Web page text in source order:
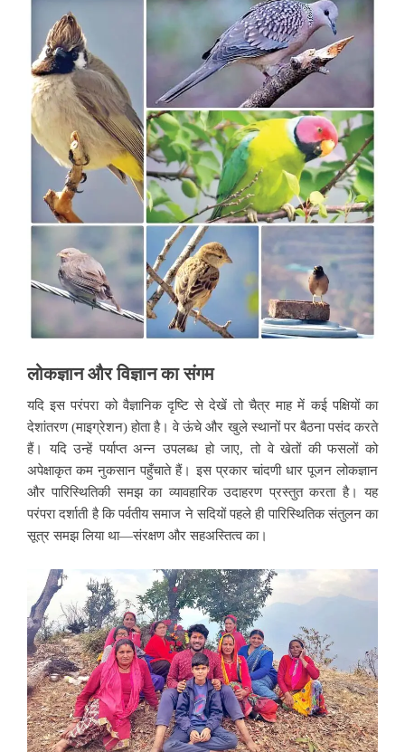
लोकज्ञान और विज्ञान का संगम
यदि इस परंपरा को वैज्ञानिक दृष्टि से देखें तो चैत्र माह में कई पक्षियों का
देशांतरण (माइग्रेशन) होता है। वे ऊंचे और खुले स्थानों पर बैठना पसंद करते
हैं। यदि उन्हें पर्याप्त अन्न उपलब्ध हो जाए, तो वे खेतों की फसलों को
अपेक्षाकृत कम नुकसान पहुँचाते हैं। इस प्रकार चांदणी धार पूजन लोकज्ञान
और पारिस्थितिकी समझ का व्यावहारिक उदाहरण प्रस्तुत करता है। यह
परंपरा दर्शाती है कि पर्वतीय समाज ने सदियों पहले ही पारिस्थितिक संतुलन का
सूत्र समझ लिया था—संरक्षण और सहअस्तित्व का।